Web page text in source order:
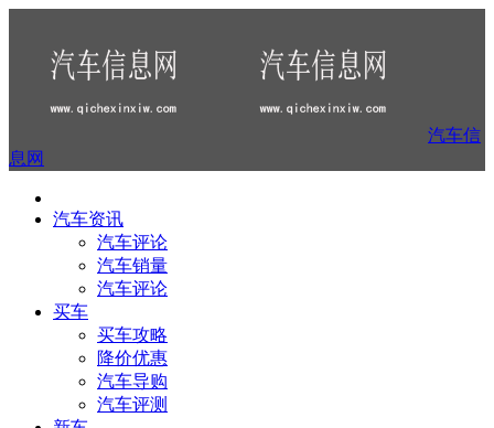
汽车信
息网
汽车资讯
汽车评论
汽车销量
汽车评论
买车
买车攻略
降价优惠
汽车导购
汽车评测